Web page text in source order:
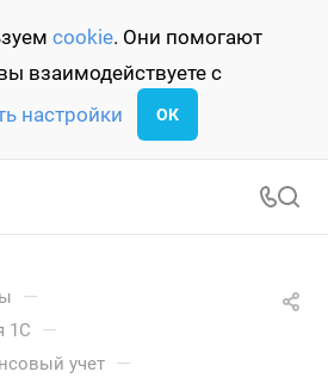
cookie. Они помогают
взаимодействуете с
настройки ОК
—
1С —
учет —